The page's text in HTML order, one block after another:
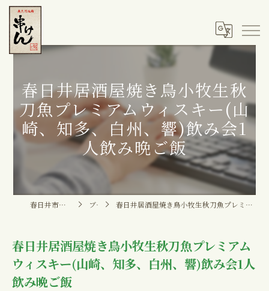
春日井居酒屋焼き鳥小牧生秋
刀魚プレミアムウィスキー(山
崎、知多、白州、響)飲み会1
人飲み晩ご飯
春日井市の居酒屋なら串けん ブログ 春日井居酒屋焼き鳥小牧生秋刀魚プレミアムウィスキー(山崎、知多、白州、響)飲み会1人飲み晩ご飯
春日井居酒屋焼き鳥小牧生秋刀魚プレミアム
ウィスキー(山崎、知多、白州、響)飲み会1人
飲み晩ご飯